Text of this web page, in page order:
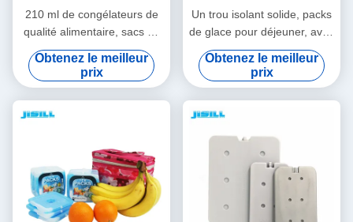
210 ml de congélateurs de
qualité alimentaire, sacs de
glace pour boîtes à lunch et
réfrigérateurs, écologiques
Obtenez le meilleur
prix
Un trou isolant solide, packs
de glace pour déjeuner, avec
mini PCM gel, éléments de
refroidissement pour les
aliments congelés
Obtenez le meilleur
prix